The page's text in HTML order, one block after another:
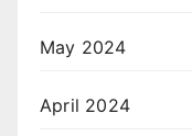
May 2024
April 2024